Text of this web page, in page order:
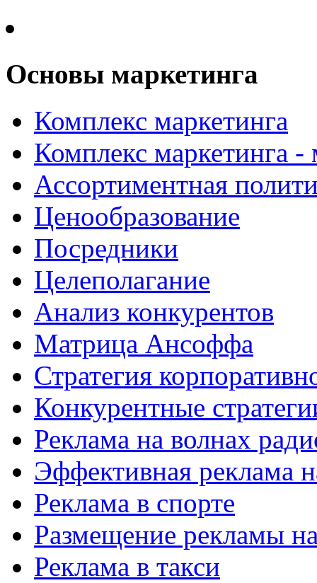
Основы маркетинга
Комплекс маркетинга
Комплекс маркетинга
Ассортиментная
Ценообразование
Посредники
Целеполагание
Анализ конкурентов
Матрица Ансоффа
Стратегия
Конкурентные
Реклама на волнах
Эффективная реклама
Реклама в спорте
Размещение рекламы
Реклама в такси